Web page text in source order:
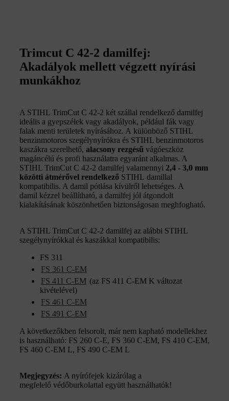
Trimcut C 42-2 damilfej:
Akadályok mellett végzett nyírási
munkákhoz
A STIHL TrimCut C 42-2 két szállal rendelkező damilfej
ideális a gyepszélek vagy akadályok, például fák vagy
falak menti területek nyírásához. A különböző STIHL
benzinmotoros szegélynyírókra és STIHL benzinmotoros
kaszákra szerelhető, alacsony rezgésű vágóeszköz
magáncélú és profi használatra egyaránt alkalmas. A
STIHL TrimCut C 42-2 damilfej valamennyi 2,4 - 3,0 mm
közötti átmérővel rendelkező STIHL damillal
kompatibilis. A damil pótlása kívülről lehetséges. A
damil kézzel beállítható, a damilfej jól átgondolt
kialakításának köszönhetően biztonságosan meghfogható.
A STIHL TrimCut C 42-2 damilfej az alábbi STIHL
szegélynyírókkal és kaszákkal kompatibilis:
FS 311
FS 361 C-EM
FS 411 C-EM (az FS 411 C-EM K változat
kivételével)
FS 461 C-EM
FS 491 C-EM
A következőkben felsorolt, már nem kapható modellekhez
is használható: FS 260 C-E, FS 360 C-EM, FS 410 C-EM,
FS 460 C-EM L, FS 490 C-EM L
Megjegyzés: A nyírófejek kizárólag a
megfelelő védőburkolattal együtt használhatók!